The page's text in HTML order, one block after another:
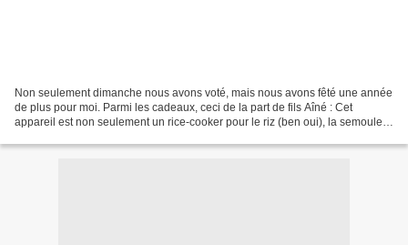
Non seulement dimanche nous avons voté, mais nous avons fêté une année
de plus pour moi. Parmi les cadeaux, ceci de la part de fils Aîné : Cet
appareil est non seulement un rice-cooker pour le riz (ben oui), la semoule,